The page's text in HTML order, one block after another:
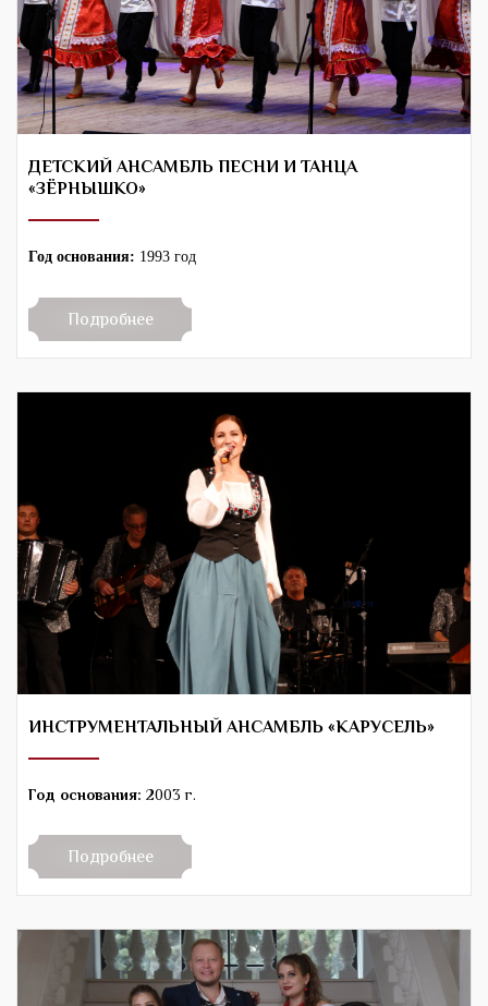
ДЕТСКИЙ АНСАМБЛЬ ПЕСНИ И ТАНЦА
«ЗЁРНЫШКО»
Год основания: 1993 год
Подробнее
ИНСТРУМЕНТАЛЬНЫЙ АНСАМБЛЬ «КАРУСЕЛЬ»
Год основания: 2003 г.
Подробнее